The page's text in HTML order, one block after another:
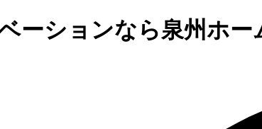
ーションなら泉州ホー